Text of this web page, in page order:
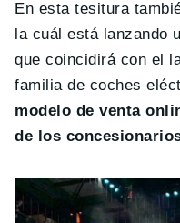
En esta tesitura
la cuál está lanzando
que coincidirá con el
familia de coches
modelo de venta
de los